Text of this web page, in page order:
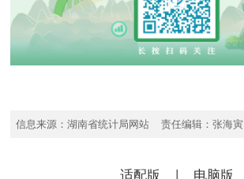
信息来源：湖南省统计局网站 责任编辑：张海寅
适配版 | 电脑版